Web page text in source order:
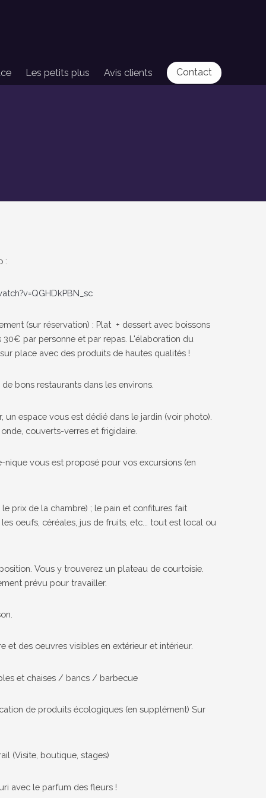
Les petits plus Avis clients Contact
:
(sur réservation) : Plat + dessert avec boissons
par personne et par repas. L'élaboration du
place avec des produits de hautes qualités !
bons restaurants dans les environs.
un espace vous est dédié dans le jardin (voir photo).
couverts-verres et frigidaire.
nique vous est proposé pour vos excursions (en
prix de la chambre) ; le pain et confitures fait
oeufs, céréales, jus de fruits, etc... tout est local ou
Vous y trouverez un plateau de courtoisie.
prévu pour travailler.
et des oeuvres visibles en extérieur et intérieur.
et chaises / bancs / barbecue
de produits écologiques (en supplément) Sur
(Visite, boutique, stages)
avec le parfum des fleurs !